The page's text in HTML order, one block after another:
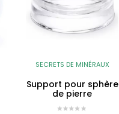
SECRETS DE MINÉRAUX
Support pour sphère
de pierre